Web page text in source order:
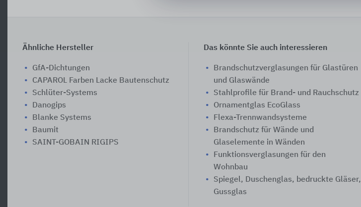
Ähnliche Hersteller
GfA-Dichtungen
CAPAROL Farben Lacke Bautenschutz
Schlüter-Systems
Danogips
Blanke Systems
Baumit
SAINT-GOBAIN RIGIPS
Das könnte Sie auch interessieren
Brandschutzverglasungen für Glastüren
und Glaswände
Stahlprofile für Brand- und Rauchschutz
Ornamentglas EcoGlass
Flexa-Trennwandsysteme
Brandschutz für Wände und
Glaselemente in Wänden
Funktionsverglasungen für den
Wohnbau
Spiegel, Duschenglas, bedruckte Gläser,
Gussglas